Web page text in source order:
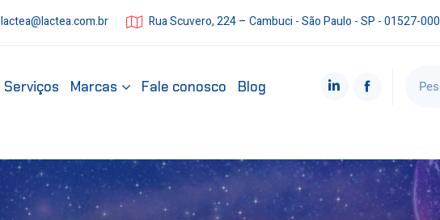
lactea@lactea.com.br Rua Scuvero, 224 – Cambuci - São Paulo - SP - 01527-000
Serviços Marcas Fale conosco Blog